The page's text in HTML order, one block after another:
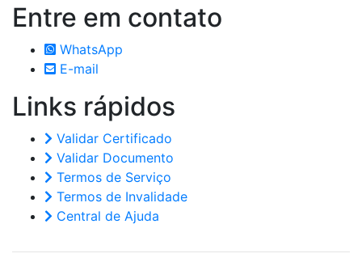
Entre em contato
WhatsApp
E-mail
Links rápidos
Validar Certificado
Validar Documento
Termos de Serviço
Termos de Invalidade
Central de Ajuda